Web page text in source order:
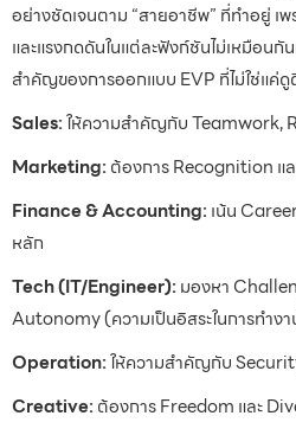
อย่างชัดเจนตาม “สายอาชีพ” ที่ทำอยู่ เ
และแรงกดดันในแต่ละฟังก์ชันไม่เหมือนกั
สำคัญของการออกแบบ EVP ที่ไม่ใช่แค่ดู
Sales:ให้ความสำคัญกับ Teamwork,
Marketing: ต้องการ Recognition แ
Finance & Accounting: เน้น
หลัก
Tech (IT/Engineer): มองหา
Autonomy (ความเป็นอิสระในการทำง
Operation:ให้ความสำคัญกับ
Creative: ต้องการ Freedom และ